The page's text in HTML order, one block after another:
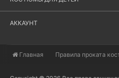
АККАУНТ
Главная ​Правила проката